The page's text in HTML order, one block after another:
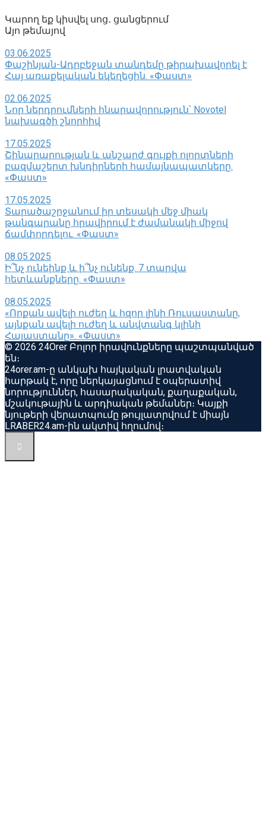
Կարող եք կիսվել սոց․ ցանցերում
Այո թեմայով
03.06.2025
Փաշինյան-Ադրբեջան տանդեմը թիրախավորել է
Հայ առաքելական եկեղեցին. «Փաստ»
02.06.2025
Նոր ներդրումների հնարավորություն՝ Novotel
նախագծի շնորհիվ
17.05.2025
Շինարարության և անշարժ գույքի ոլորտների
բազմաշերտ խնդիրների համայնապատկերը.
«Փաստ»
17.05.2025
Տարածաշրջանում իր տեսակի մեջ միակ
թանգարանը հրավիրում է ժամանակի միջով
ճամփորդելու. «Փաստ»
08.05.2025
Ի՞նչ ունեինք և ի՞նչ ունենք. 7 տարվա
հետևանքները. «Փաստ»
08.05.2025
«Որքան ավելի ուժեղ և հզոր լինի Ռուսաստանը,
այնքան ավելի ուժեղ և անվտանգ կլինի
Հայաստանը». «Փաստ»
© 2026 24Orer Բոլոր իրավունքները պաշտպանված
են։
24orer.am-ը անկախ հայկական լրատվական
հարթակ է, որը ներկայացնում է օպերատիվ
նորություններ, հասարակական, քաղաքական,
մշակութային և արդիական թեմաներ։ Կայքի
նյութերի վերատպումը թույլատրվում է միայն
LRABER24.am-ին ակտիվ հղումով։